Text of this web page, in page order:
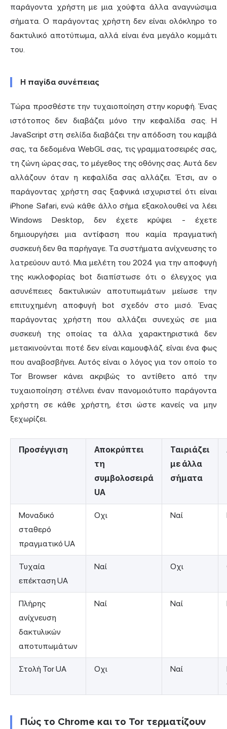
παράγοντα χρήστη με μια χούφτα άλλα αναγνώσιμα
σήματα. Ο παράγοντας χρήστη δεν είναι ολόκληρο το
δακτυλικό αποτύπωμα, αλλά είναι ένα μεγάλο κομμάτι
του.
Η παγίδα συνέπειας
Τώρα προσθέστε την τυχαιοποίηση στην κορυφή. Ένας
ιστότοπος δεν διαβάζει μόνο την κεφαλίδα σας. Η
JavaScript στη σελίδα διαβάζει την απόδοση του καμβά
σας, τα δεδομένα WebGL σας, τις γραμματοσειρές σας,
τη ζώνη ώρας σας, το μέγεθος της οθόνης σας. Αυτά δεν
αλλάζουν όταν η κεφαλίδα σας αλλάζει. Έτσι, αν ο
παράγοντας χρήστη σας ξαφνικά ισχυριστεί ότι είναι
iPhone Safari, ενώ κάθε άλλο σήμα εξακολουθεί να λέει
Windows Desktop, δεν έχετε κρύψει - έχετε
δημιουργήσει μια αντίφαση που καμία πραγματική
συσκευή δεν θα παρήγαγε. Τα συστήματα ανίχνευσης το
λατρεύουν αυτό. Μια μελέτη του 2024 για την αποφυγή
της κυκλοφορίας bot διαπίστωσε ότι ο έλεγχος για
ασυνέπειες δακτυλικών αποτυπωμάτων μείωσε την
επιτυχημένη αποφυγή bot σχεδόν στο μισό. Ένας
παράγοντας χρήστη που αλλάζει συνεχώς σε μια
συσκευή της οποίας τα άλλα χαρακτηριστικά δεν
μετακινούνται ποτέ δεν είναι καμουφλάζ. είναι ένα φως
που αναβοσβήνει. Αυτός είναι ο λόγος για τον οποίο το
Tor Browser κάνει ακριβώς το αντίθετο από την
τυχαιοποίηση: στέλνει έναν πανομοιότυπο παράγοντα
χρήστη σε κάθε χρήστη, έτσι ώστε κανείς να μην
ξεχωρίζει.
Προσέγγιση
Αποκρύπτει
τη
συμβολοσειρά
UA
Ταιριάζει
με άλλα
σήματα
Μοναδικό
σταθερό
πραγματικό UA
Οχι Ναί
Τυχαία
επέκταση UA
Ναί Οχι
Πλήρης
ανίχνευση
δακτυλικών
αποτυπωμάτων
Ναί Ναί
Στολή Tor UA Οχι Ναί
Πώς το Chrome και το Tor τερματίζουν